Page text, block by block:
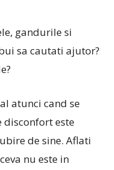
gandurile si
sa cautati ajutor?
atunci cand se
disconfort este
de sine. Aflati
nu este in